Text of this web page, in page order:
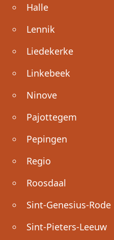
Halle
Lennik
Liedekerke
Linkebeek
Ninove
Pajottegem
Pepingen
Regio
Roosdaal
Sint-Genesius-Rode
Sint-Pieters-Leeuw